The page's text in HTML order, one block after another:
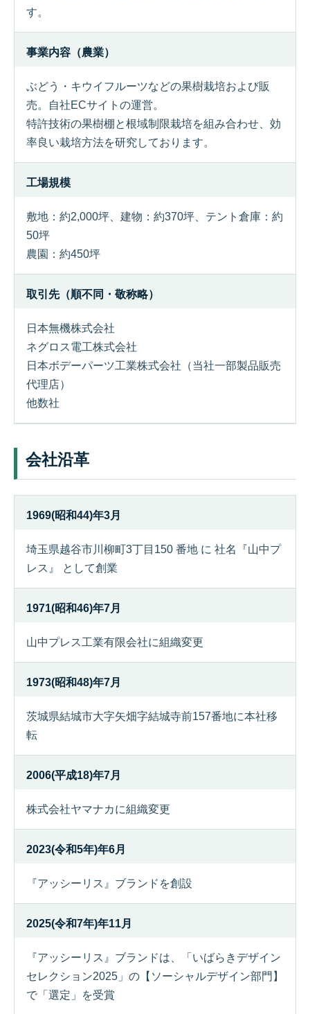
す。
事業内容（農業）
ぶどう・キウイフルーツなどの果樹栽培および販
売。自社ECサイトの運営。
特許技術の果樹棚と根域制限栽培を組み合わせ、効
率良い栽培方法を研究しております。
工場規模
敷地：約2,000坪、建物：約370坪、テント倉庫：約
50坪
農園：約450坪
取引先（順不同・敬称略）
日本無機株式会社
ネグロス電工株式会社
日本ボデーパーツ工業株式会社（当社一部製品販売
代理店）
他数社
会社沿革
1969(昭和44)年3月
埼玉県越谷市川柳町3丁目150 番地 に 社名『山中プ
レス』 として創業
1971(昭和46)年7月
山中プレス工業有限会社に組織変更
1973(昭和48)年7月
茨城県結城市大字矢畑字結城寺前157番地に本社移
転
2006(平成18)年7月
株式会社ヤマナカに組織変更
2023(令和5年)年6月
『アッシーリス』ブランドを創設
2025(令和7年)年11月
『アッシーリス』ブランドは、「いばらきデザイン
セレクション2025」の【ソーシャルデザイン部門】
で「選定」を受賞